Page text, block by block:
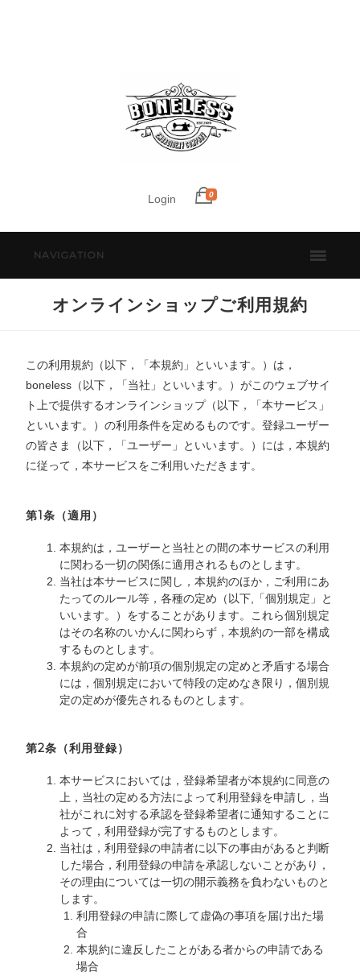
Login 0
NAVIGATION
オンラインショップご利用規約
この利用規約（以下，「本規約」といいます。）は，
boneless（以下，「当社」といいます。）がこのウェブサイ
ト上で提供するオンラインショップ（以下，「本サービス」
といいます。）の利用条件を定めるものです。登録ユーザー
の皆さま（以下，「ユーザー」といいます。）には，本規約
に従って，本サービスをご利用いただきます。
第1条（適用）
本規約は，ユーザーと当社との間の本サービスの利用
に関わる一切の関係に適用されるものとします。
当社は本サービスに関し，本規約のほか，ご利用にあ
たってのルール等，各種の定め（以下,「個別規定」と
いいます。）をすることがあります。これら個別規定
はその名称のいかんに関わらず，本規約の一部を構成
するものとします。
本規約の定めが前項の個別規定の定めと矛盾する場合
には，個別規定において特段の定めなき限り，個別規
定の定めが優先されるものとします。
第2条（利用登録）
本サービスにおいては，登録希望者が本規約に同意の
上，当社の定める方法によって利用登録を申請し，当
社がこれに対する承認を登録希望者に通知することに
よって，利用登録が完了するものとします。
当社は，利用登録の申請者に以下の事由があると判断
した場合，利用登録の申請を承認しないことがあり，
その理由については一切の開示義務を負わないものと
します。
利用登録の申請に際して虚偽の事項を届け出た場
合
本規約に違反したことがある者からの申請である
場合